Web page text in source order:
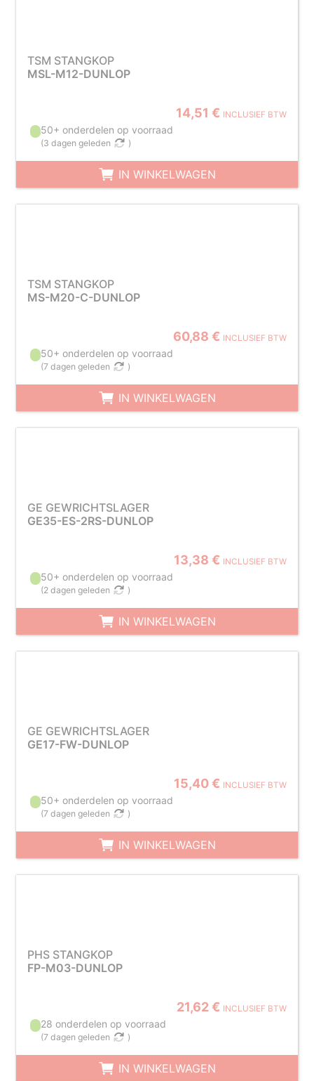
TSM STANGKOP
MSL-M12-DUNLOP
14,51 € INCLUSIEF BTW
50+ onderdelen op voorraad
(3 dagen geleden )
IN WINKELWAGEN
TSM STANGKOP
MS-M20-C-DUNLOP
60,88 € INCLUSIEF BTW
50+ onderdelen op voorraad
(7 dagen geleden )
IN WINKELWAGEN
GE GEWRICHTSLAGER
GE35-ES-2RS-DUNLOP
13,38 € INCLUSIEF BTW
50+ onderdelen op voorraad
(2 dagen geleden )
IN WINKELWAGEN
GE GEWRICHTSLAGER
GE17-FW-DUNLOP
15,40 € INCLUSIEF BTW
50+ onderdelen op voorraad
(7 dagen geleden )
IN WINKELWAGEN
PHS STANGKOP
FP-M03-DUNLOP
21,62 € INCLUSIEF BTW
28 onderdelen op voorraad
(7 dagen geleden )
IN WINKELWAGEN